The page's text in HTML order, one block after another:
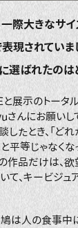
際大きなサ
現されてい
選ばれたのは
展示のトータ
んにお願いし
したとき、「ど
平等じゃなくな
の作品だけは、
て、キービジュ
鳩は人の食事中